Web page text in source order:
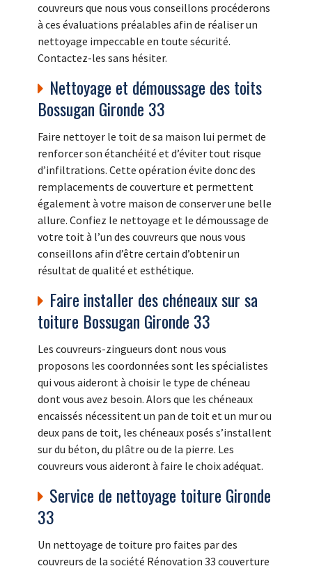
couvreurs que nous vous conseillons procéderons
à ces évaluations préalables afin de réaliser un
nettoyage impeccable en toute sécurité.
Contactez-les sans hésiter.
Nettoyage et démoussage des toits
Bossugan Gironde 33
Faire nettoyer le toit de sa maison lui permet de
renforcer son étanchéité et d’éviter tout risque
d’infiltrations. Cette opération évite donc des
remplacements de couverture et permettent
également à votre maison de conserver une belle
allure. Confiez le nettoyage et le démoussage de
votre toit à l’un des couvreurs que nous vous
conseillons afin d’être certain d’obtenir un
résultat de qualité et esthétique.
Faire installer des chéneaux sur sa
toiture Bossugan Gironde 33
Les couvreurs-zingueurs dont nous vous
proposons les coordonnées sont les spécialistes
qui vous aideront à choisir le type de chéneau
dont vous avez besoin. Alors que les chéneaux
encaissés nécessitent un pan de toit et un mur ou
deux pans de toit, les chéneaux posés s’installent
sur du béton, du plâtre ou de la pierre. Les
couvreurs vous aideront à faire le choix adéquat.
Service de nettoyage toiture Gironde
33
Un nettoyage de toiture pro faites par des
couvreurs de la société Rénovation 33 couverture